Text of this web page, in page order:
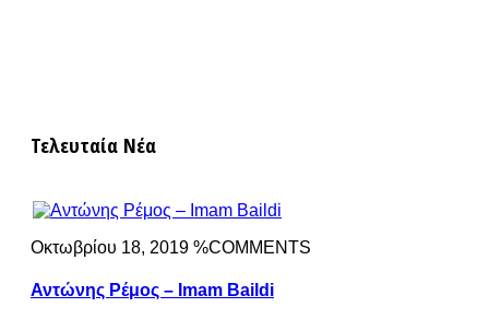
Τελευταία Νέα
Οκτωβρίου 18, 2019 %COMMENTS
Αντώνης Ρέμος – Imam Baildi